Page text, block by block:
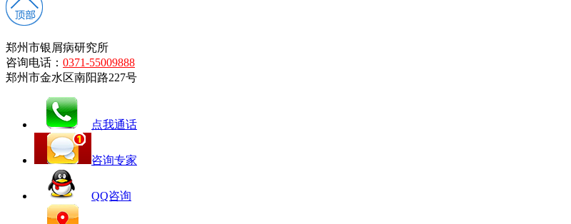
郑州市银屑病研究所
咨询电话： 0371-55009888
郑州市金水区南阳路227号
点我通话
咨询专家
QQ咨询